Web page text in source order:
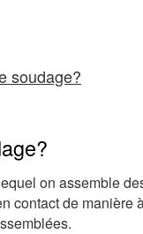
soudage?
on assemble
contact de